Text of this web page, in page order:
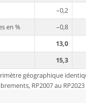
–0,2
en %
–0,8
13,0
15,3
géographique
RP2007 au